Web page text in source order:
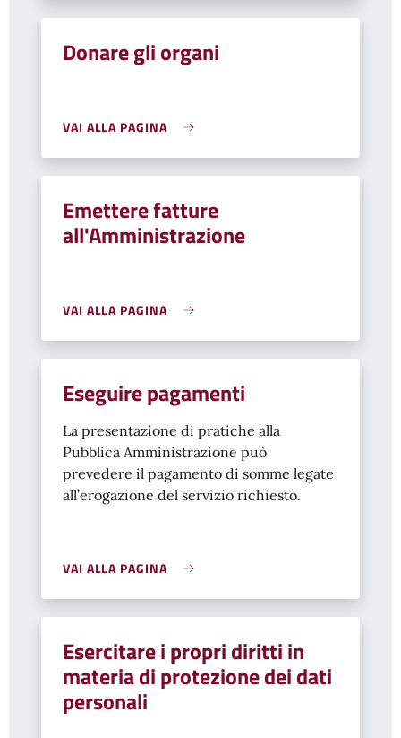
Donare gli organi
VAI ALLA PAGINA
Emettere fatture
all'Amministrazione
VAI ALLA PAGINA
Eseguire pagamenti
La presentazione di pratiche alla
Pubblica Amministrazione può
prevedere il pagamento di somme legate
all’erogazione del servizio richiesto.
VAI ALLA PAGINA
Esercitare i propri diritti in
materia di protezione dei dati
personali